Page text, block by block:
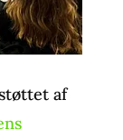
af